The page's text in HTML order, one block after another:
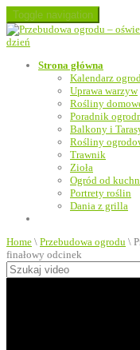
Toggle navigation
Strona główna
Kalendarz
Uprawa warzyw
Rośliny
Poradnik
Balkony i
Rośliny
Trawnik
Zioła
Ogród od
Portrety roślin
Dania z grilla
Home \ Przebudowa ogrodu \
finałowy odcinek